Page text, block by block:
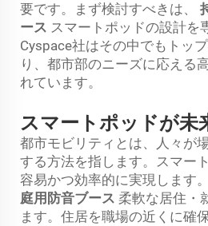
要です。まず検討すべきは、
ース スマートポッドの設計を
Cyspace社はその中でもトッ
り、都市部のニーズに応える
れています。
スマートポッドが未
都市モビリティとは、人々が
する方法を指します。スマー
容易かつ効率的に実現します
庭用防音ブース 柔軟な居住・
ます。住居を職場の近くに確